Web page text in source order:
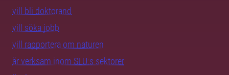
vill bli doktorand
vill söka jobb
vill rapportera om naturen
är verksam inom SLU:s sektorer